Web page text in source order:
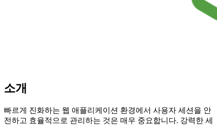
소개
빠르게 진화하는 웹 애플리케이션 환경에서 사용자 세션을 안
전하고 효율적으로 관리하는 것은 매우 중요합니다. 강력한 세